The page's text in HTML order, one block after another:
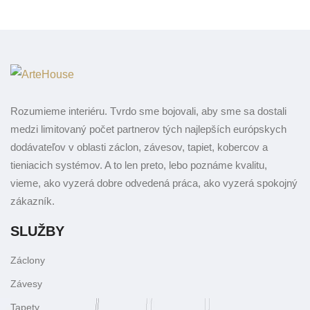
Rozumieme interiéru. Tvrdo sme bojovali, aby sme sa dostali
medzi limitovaný počet partnerov tých najlepších európskych
dodávateľov v oblasti záclon, závesov, tapiet, kobercov a
tieniacich systémov. A to len preto, lebo poznáme kvalitu,
vieme, ako vyzerá dobre odvedená práca, ako vyzerá spokojný
zákazník.
SLUŽBY
Záclony
Závesy
Tapety